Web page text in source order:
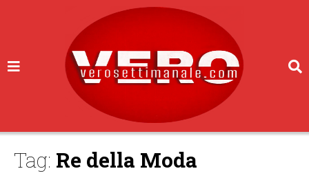
Tag: Re della Moda